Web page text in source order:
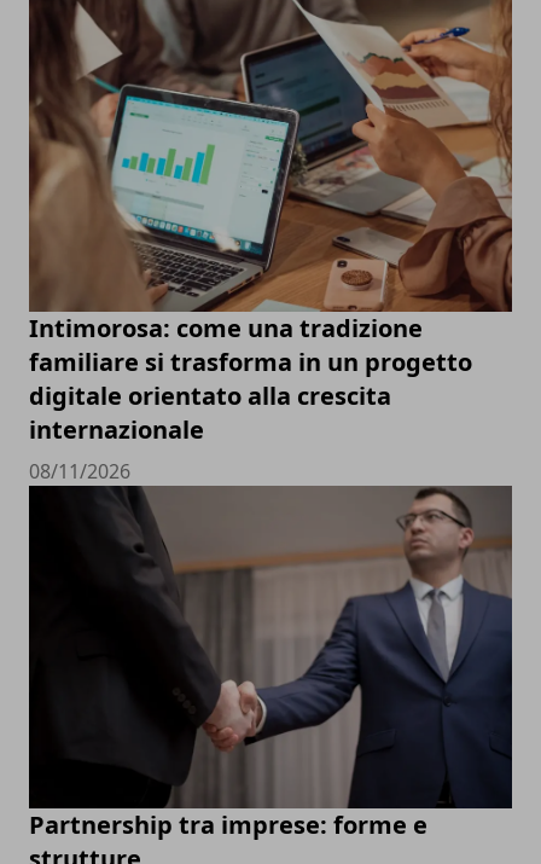
Intimorosa: come una tradizione
familiare si trasforma in un progetto
digitale orientato alla crescita
internazionale
08/11/2026
Partnership tra imprese: forme e